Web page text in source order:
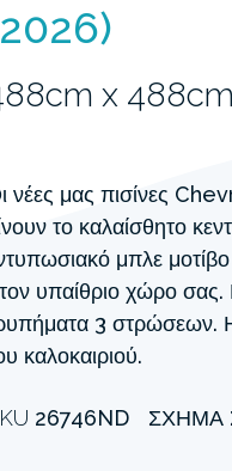
x
νέες μας πισίνες
το καλαίσθητο
μπλε
υπαίθριο χώρο σας.
3 στρώσεων. Η
καλοκαιριού.
26746ND ΣΧΉΜΑ